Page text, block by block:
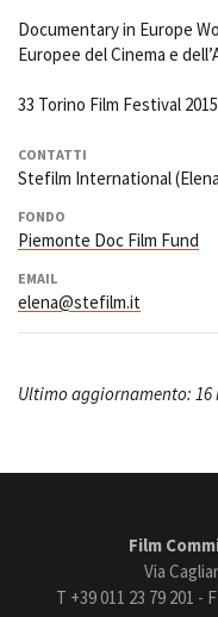
Documentary in Europe
Europee del Cinema e
33 Torino Film Festival 2015
CONTATTI
Stefilm International
FONDO
Piemonte Doc Film Fund
EMAIL
elena@stefilm.it
Ultimo aggiornamento: 16
Film
Via
T +39 011 23 79 201 -